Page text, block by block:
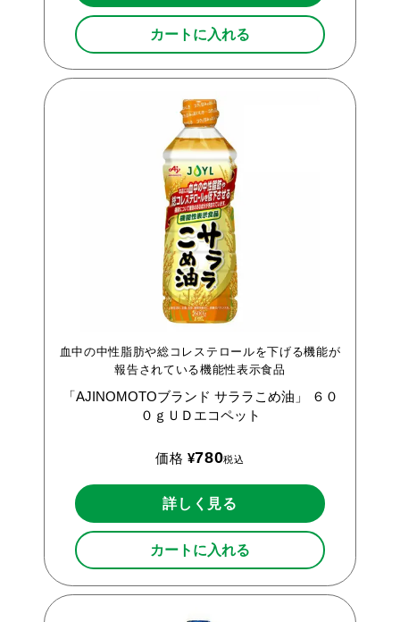
カートに入れる
血中の中性脂肪や総コレステロールを下げる機能が
報告されている機能性表示食品
「AJINOMOTOブランド サララこめ油」
６０
０ｇＵＤエコペット
価格 ¥780税込
詳しく見る
カートに入れる